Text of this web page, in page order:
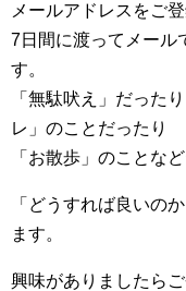
メールアドレスをご
7日間に渡ってメール
す。
「無駄吠え」だった
レ」のことだったり
「お散歩」のことな
「どうすれば良いの
ます。
興味がありましたらご